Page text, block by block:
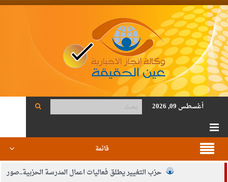
أغسطس 09, 2026
قائمة
حزب التغيير يطلق فعاليات اعمال المدرسة الحزبية..صور